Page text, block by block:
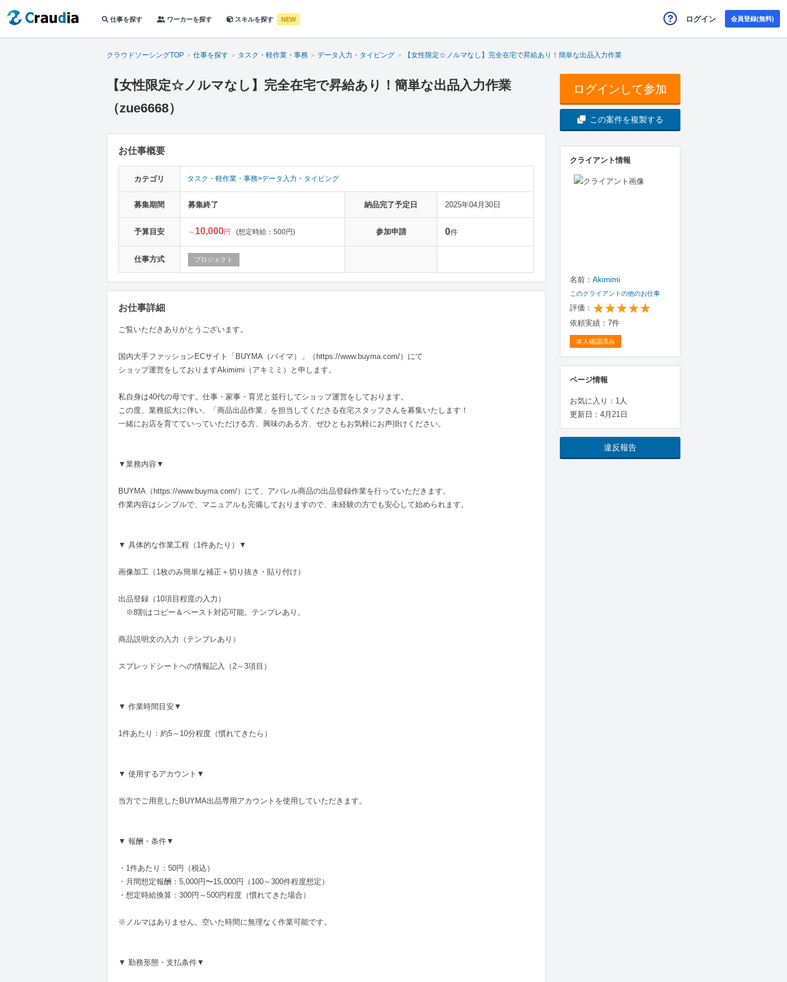
仕事を探す ワーカーを探す スキルを探す NEW ログイン 会員登録(無料)
クラウドソーシングTOP 仕事を探す タスク・軽作業・事務 データ入力・タイピング 【女性限定☆ノルマなし】完全在宅で昇給あり！簡単な出品入力作業
【女性限定☆ノルマなし】完全在宅で昇給あり！簡単な出品入力作業
（zue6668）
お仕事概要
カテゴリ タスク・軽作業・事務>データ入力・タイピング
募集期間 募集終了 納品完了予定日 2025年04月30日
予算目安 ～ 10,000円 (想定時給：500円) 参加申請 0件
仕事方式 プロジェクト
お仕事詳細
ご覧いただきありがとうございます。
国内大手ファッションECサイト「BUYMA（バイマ）」（https://www.buyma.com/）にて
ショップ運営をしておりますAkimimi（アキミミ）と申します。
私自身は40代の母です。仕事・家事・育児と並行してショップ運営をしております。
この度、業務拡大に伴い、「商品出品作業」を担当してくださる在宅スタッフさんを募集いたします！
一緒にお店を育てていっていただける方、興味のある方、ぜひともお気軽にお声掛けください。
▼業務内容▼
BUYMA（https://www.buyma.com/）にて、アパレル商品の出品登録作業を行っていただきます。
作業内容はシンプルで、マニュアルも完備しておりますので、未経験の方でも安心して始められます。
▼ 具体的な作業工程（1件あたり）▼
画像加工（1枚のみ簡単な補正＋切り抜き・貼り付け）
出品登録（10項目程度の入力）
※8割はコピー＆ペースト対応可能。テンプレあり。
商品説明文の入力（テンプレあり）
スプレッドシートへの情報記入（2～3項目）
▼ 作業時間目安▼
1件あたり：約5～10分程度（慣れてきたら）
▼ 使用するアカウント▼
当方でご用意したBUYMA出品専用アカウントを使用していただきます。
▼ 報酬・条件▼
・1件あたり：50円（税込）
・月間想定報酬：5,000円〜15,000円（100～300件程度想定）
・想定時給換算：300円～500円程度（慣れてきた場合）
※ノルマはありません。空いた時間に無理なく作業可能です。
▼ 勤務形態・支払条件▼
ログインして参加
この案件を複製する
クライアント情報
名前： Akimimi
このクライアントの他のお仕事
評価：
依頼実績：7件
本人確認済み
ページ情報
お気に入り：1人
更新日：4月21日
違反報告